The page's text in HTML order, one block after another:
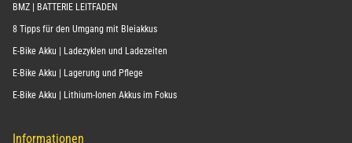
BMZ | BATTERIE LEITFADEN
8 Tipps für den Umgang mit Bleiakkus
E-Bike Akku | Ladezyklen und Ladezeiten
E-Bike Akku | Lagerung und Pflege
E-Bike Akku | Lithium-Ionen Akkus im Fokus
Informationen